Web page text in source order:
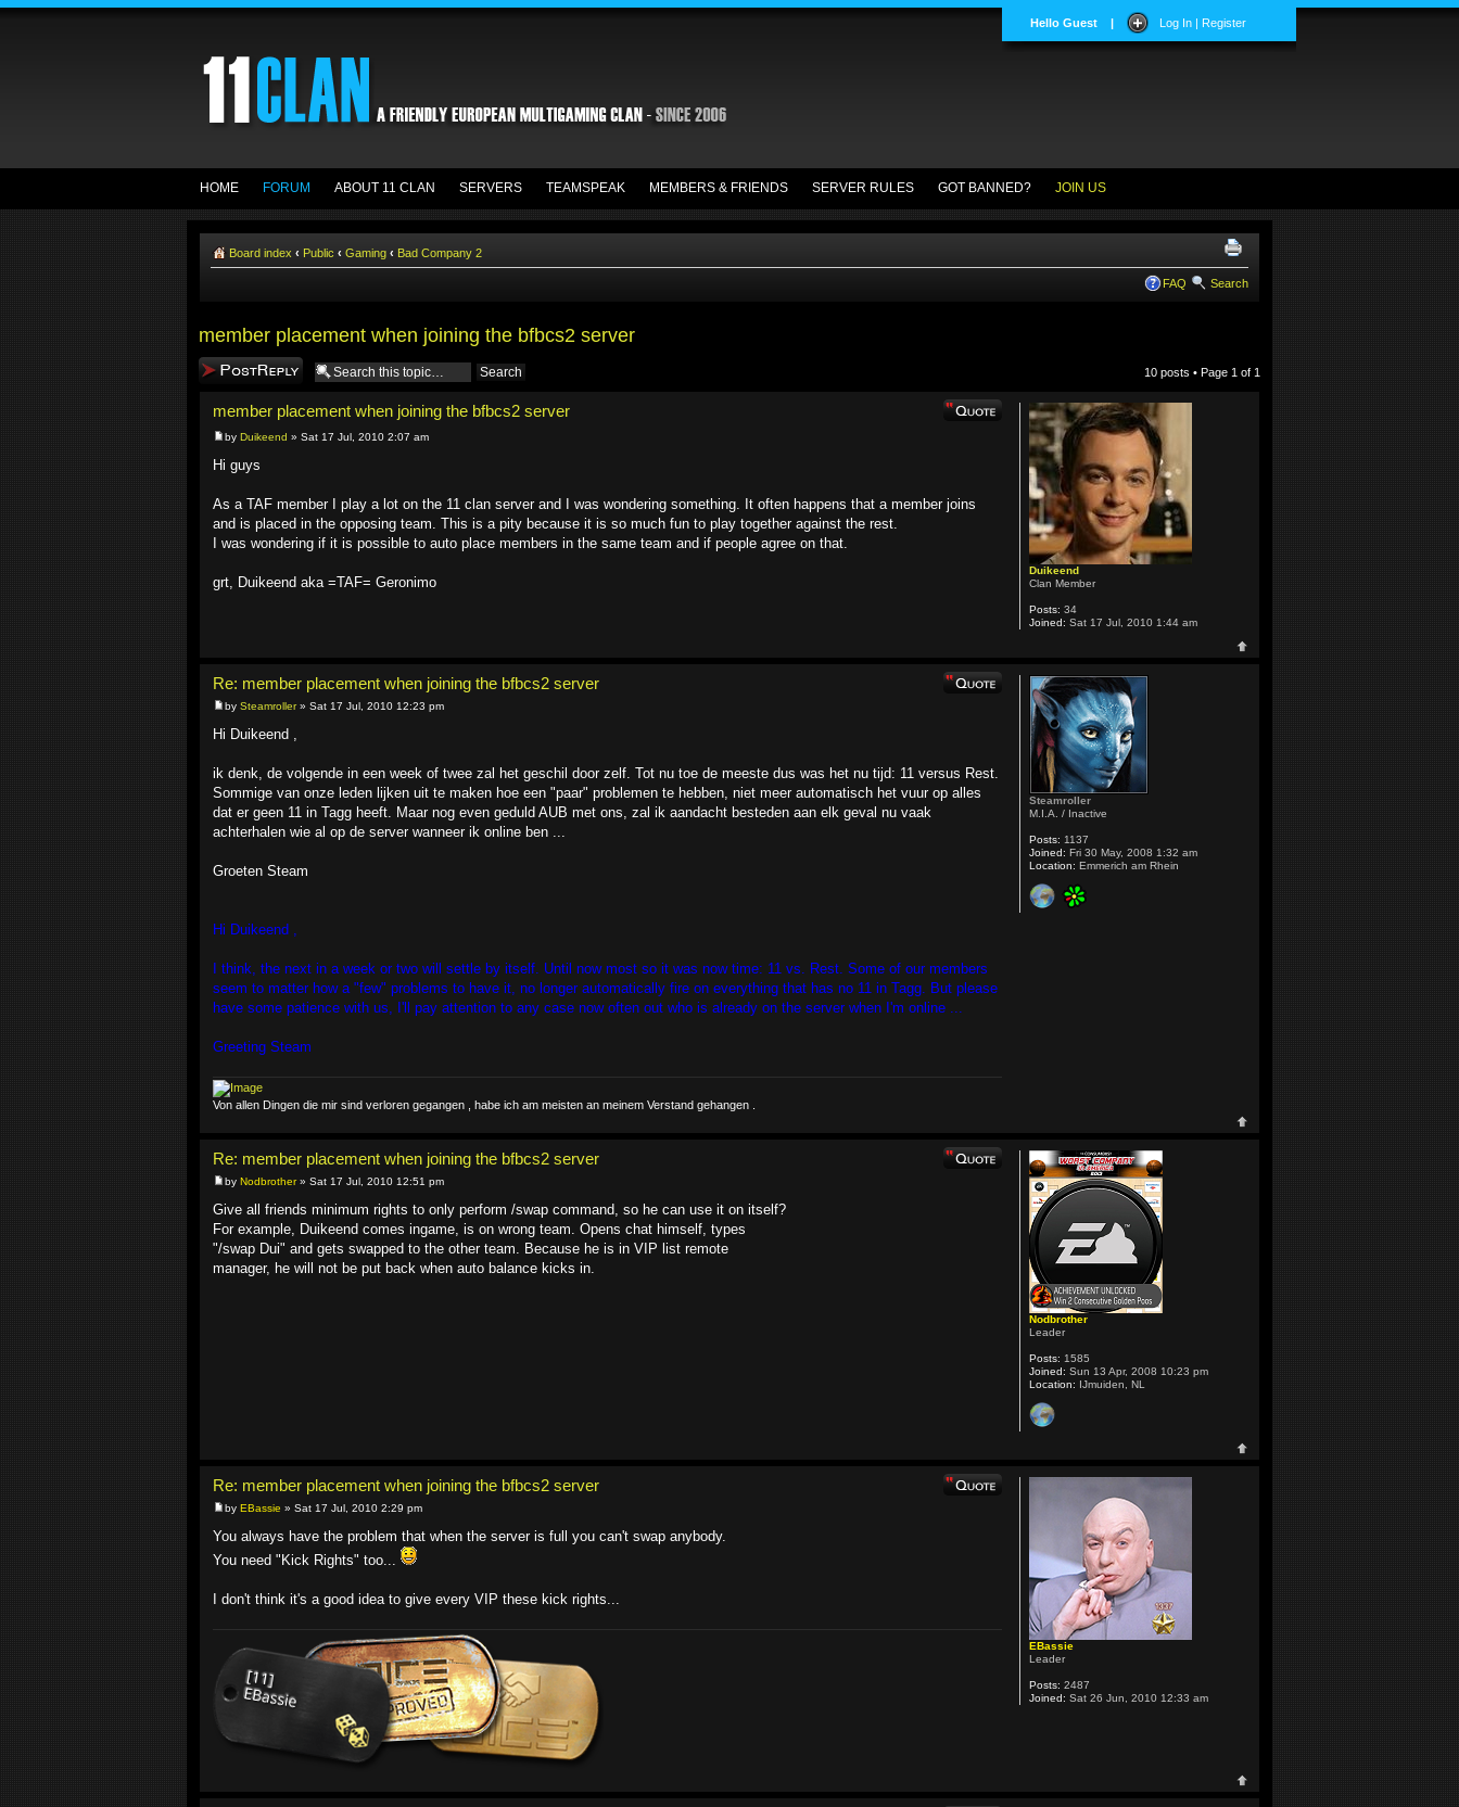
Hello Guest | Log In | Register
HOME FORUM ABOUT 11 CLAN SERVERS TEAMSPEAK MEMBERS & FRIENDS SERVER RULES GOT BANNED? JOIN US
Board index ‹ Public ‹ Gaming ‹ Bad Company 2
FAQ Search
member placement when joining the bfbcs2 server
Post a reply 10 posts • Page 1 of 1
member placement when joining the bfbcs2 server
by Duikeend » Sat 17 Jul, 2010 2:07 am
Hi guys
As a TAF member I play a lot on the 11 clan server and I was wondering something. It often happens that a member joins
and is placed in the opposing team. This is a pity because it is so much fun to play together against the rest.
I was wondering if it is possible to auto place members in the same team and if people agree on that.
grt, Duikeend aka =TAF= Geronimo
Duikeend
Clan Member
Posts: 34
Joined: Sat 17 Jul, 2010 1:44 am
Re: member placement when joining the bfbcs2 server
by Steamroller» Sat 17 Jul, 2010 12:23 pm
Hi Duikeend ,
ik denk, de volgende in een week of twee zal het geschil door zelf. Tot nu toe de meeste dus was het nu tijd: 11 versus Rest.
Sommige van onze leden lijken uit te maken hoe een "paar" problemen te hebben, niet meer automatisch het vuur op alles
dat er geen 11 in Tagg heeft. Maar nog even geduld AUB met ons, zal ik aandacht besteden aan elk geval nu vaak
achterhalen wie al op de server wanneer ik online ben ...
Groeten Steam
Hi Duikeend ,
I think, the next in a week or two will settle by itself. Until now most so it was now time: 11 vs. Rest. Some of our members
seem to matter how a "few" problems to have it, no longer automatically fire on everything that has no 11 in Tagg. But please
have some patience with us, I'll pay attention to any case now often out who is already on the server when I'm online ...
Greeting Steam
Von allen Dingen die mir sind verloren gegangen , habe ich am meisten an meinem Verstand gehangen .
Steamroller
M.I.A. / Inactive
Posts: 1137
Joined: Fri 30 May, 2008 1:32 am
Location: Emmerich am Rhein
Re: member placement when joining the bfbcs2 server
by Nodbrother» Sat 17 Jul, 2010 12:51 pm
Give all friends minimum rights to only perform /swap command, so he can use it on itself?
For example, Duikeend comes ingame, is on wrong team. Opens chat himself, types
"/swap Dui" and gets swapped to the other team. Because he is in VIP list remote
manager, he will not be put back when auto balance kicks in.
Nodbrother
Leader
Posts: 1585
Joined: Sun 13 Apr, 2008 10:23 pm
Location: IJmuiden, NL
Re: member placement when joining the bfbcs2 server
by EBassie » Sat 17 Jul, 2010 2:29 pm
You always have the problem that when the server is full you can't swap anybody.
You need "Kick Rights" too...
I don't think it's a good idea to give every VIP these kick rights...
EBassie
Leader
Posts: 2487
Joined: Sat 26 Jun, 2010 12:33 am